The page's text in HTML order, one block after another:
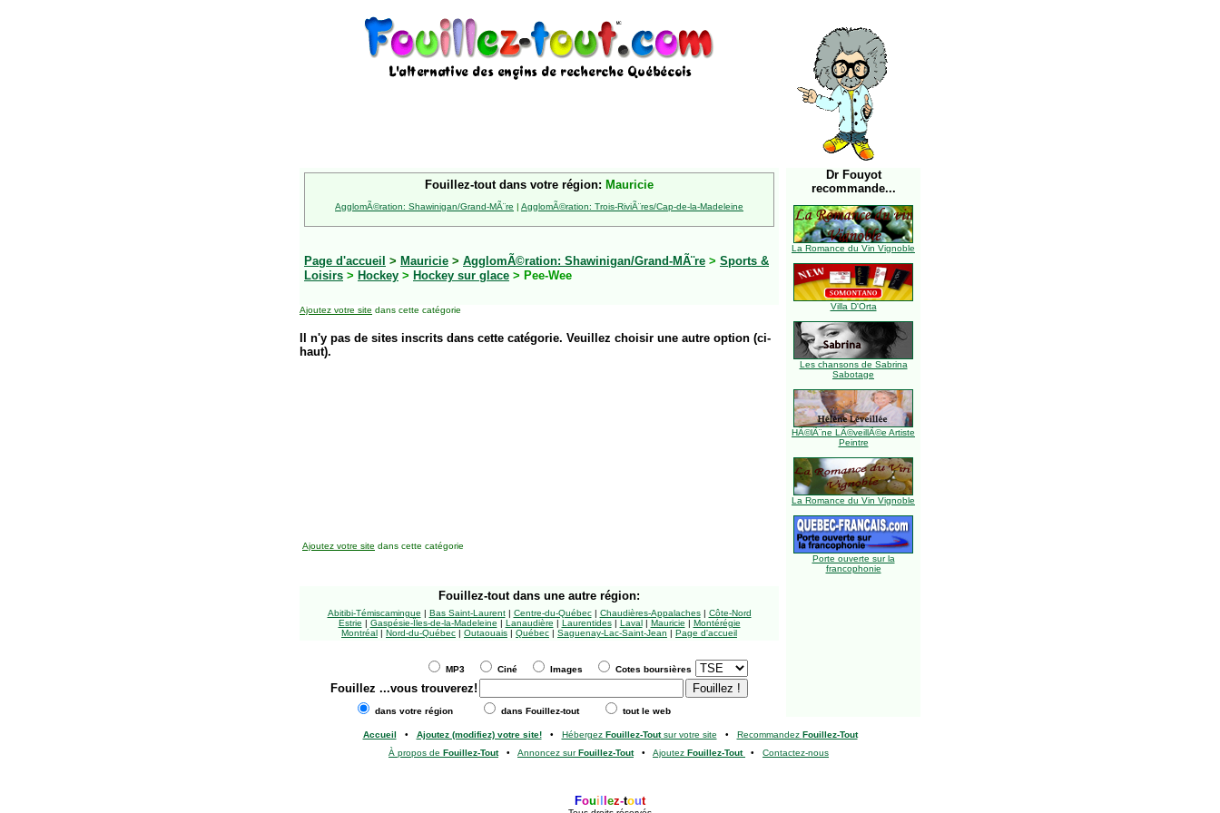
Fouillez-tout dans votre région: Mauricie
AgglomÃ©ration: Shawinigan/Grand-MÃ¨re | AgglomÃ©ration: Trois-RiviÃ¨res/Cap-de-la-Madeleine
Page d'accueil > Mauricie > AgglomÃ©ration: Shawinigan/Grand-MÃ¨re > Sports &
Loisirs > Hockey > Hockey sur glace > Pee-Wee
Ajoutez votre site dans cette catégorie
Il n'y pas de sites inscrits dans cette catégorie. Veuillez choisir une autre option (ci-
haut).
Dr Fouyot
recommande...
La Romance du Vin Vignoble
Villa D'Orta
Les chansons de Sabrina
Sabotage
HÃ©lÃ¨ne LÃ©veillÃ©e Artiste
Peintre
La Romance du Vin Vignoble
Porte ouverte sur la
francophonie
Ajoutez votre site dans cette catégorie
Fouillez-tout dans une autre région:
Abitibi-Témiscamingue | Bas Saint-Laurent| Centre-du-Québec| Chaudières-Appalaches| Côte-Nord
Estrie | Gaspésie-Îles-de-la-Madeleine | Lanaudière | Laurentides| Laval| Mauricie | Montérégie
Montréal | Nord-du-Québec | Outaouais | Québec | Saguenay-Lac-Saint-Jean | Page d'accueil
MP3 Ciné Images Cotes boursières
Fouillez ...vous trouverez!
dans votre région dans Fouillez-tout tout le web
Accueil • Ajoutez (modifiez) votre site!• Hébergez Fouillez-Toutsur votre site • Recommandez Fouillez-Tout
À propos de Fouillez-Tout• Annoncez surFouillez-Tout• Ajoutez Fouillez-Tout • Contactez-nous
Foui ez-tout